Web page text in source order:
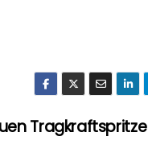
Tragkraftspritze